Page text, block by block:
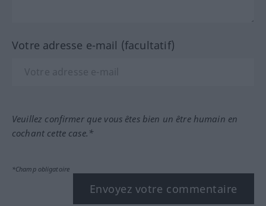
Votre adresse e-mail (facultatif)
Veuillez confirmer que vous êtes bien un être humain en
cochant cette case.*
*Champ obligatoire
Envoyez votre commentaire